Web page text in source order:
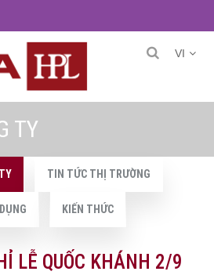
VI
TY
TIN TỨC THỊ TRƯỜNG
KIẾN THỨC
LỄ QUỐC KHÁNH 2/9